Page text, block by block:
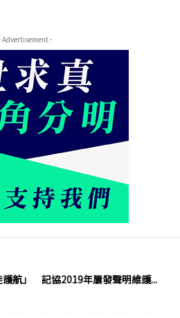
Advertisement -
護航」 記協2019年屢發聲明維護...